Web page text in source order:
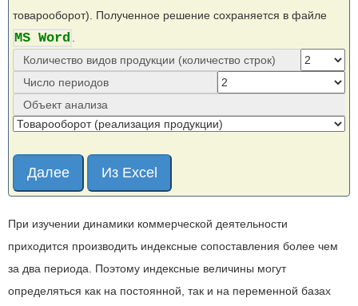
товарооборот). Полученное решение сохраняется в файле
MS Word
Количество видов продукции (количество строк)
Число периодов
Объект анализа
Далее
При изучении динамики коммерческой деятельности
приходится производить индексные сопоставления более чем
за два периода. Поэтому индексные величины могут
определяться как на постоянной, так и на переменной базах